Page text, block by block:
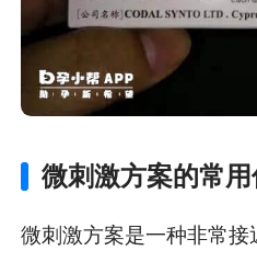
微刺激方案的常
微刺激方案是一种非常